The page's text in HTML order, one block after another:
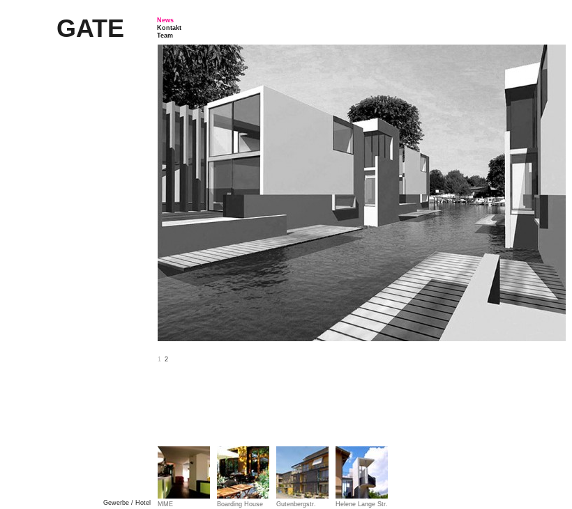
GATE
News
Kontakt
Team
1 2
Gewerbe / Hotel MME Boarding House Gutenbergstr. Helene Lange Str.